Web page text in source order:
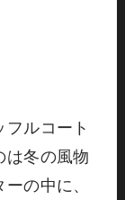
ルコート
は冬の風物
の中に、